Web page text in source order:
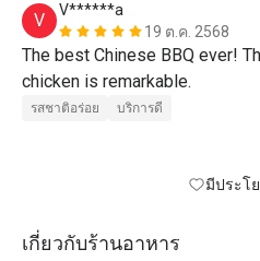
V
V******a
19 ต.ค. 2568
The best Chinese BBQ ever!
chicken is remarkable.
รสชาติอร่อย บริการดี
มีประโ
เกี่ยวกับร้านอาหาร